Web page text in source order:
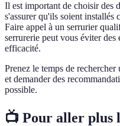
Il est important de choisir des
s'assurer qu'ils soient installés
Faire appel à un serrurier
serrurerie peut vous éviter des
efficacité.
Prenez le temps de
et demander des
possible.
📺 Pour aller plus